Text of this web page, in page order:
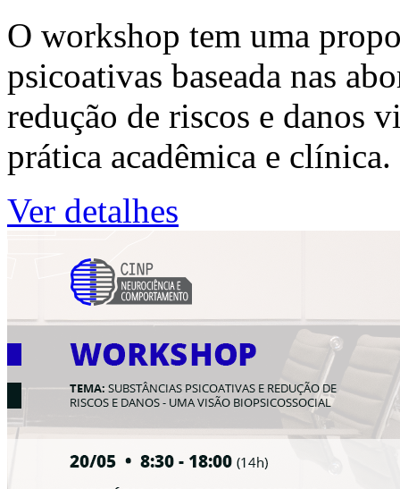
O workshop tem uma
psicoativas baseada nas
redução de riscos e danos
prática acadêmica e clínica.
Ver detalhes